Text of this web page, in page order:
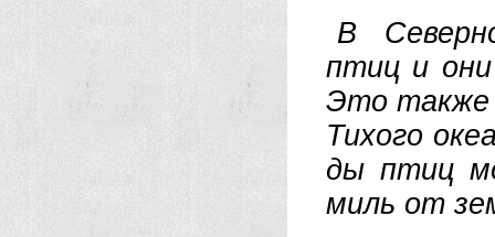
В
птиц и
Это так­же
Ти­хо­го
ды птиц
миль от